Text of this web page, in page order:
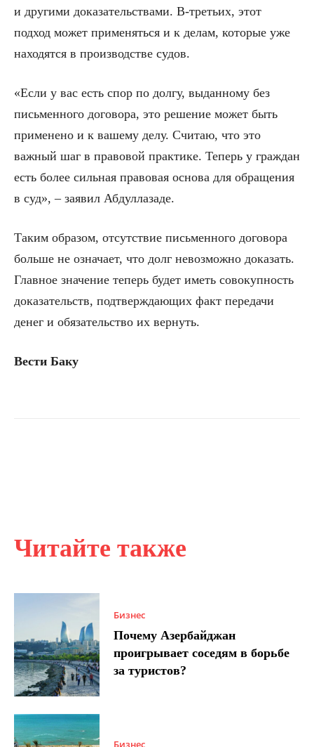
Читайте также
Бизнес
Почему Азербайджан
проигрывает соседям в борьбе
за туристов?
Бизнес
и другими доказательствами. В-третьих, этот
подход может применяться и к делам, которые уже
находятся в производстве судов.
«Если у вас есть спор по долгу, выданному без
письменного договора, это решение может быть
применено и к вашему делу. Считаю, что это
важный шаг в правовой практике. Теперь у граждан
есть более сильная правовая основа для обращения
в суд», – заявил Абдуллазаде.
Таким образом, отсутствие письменного договора
больше не означает, что долг невозможно доказать.
Главное значение теперь будет иметь совокупность
доказательств, подтверждающих факт передачи
денег и обязательство их вернуть.
Вести Баку